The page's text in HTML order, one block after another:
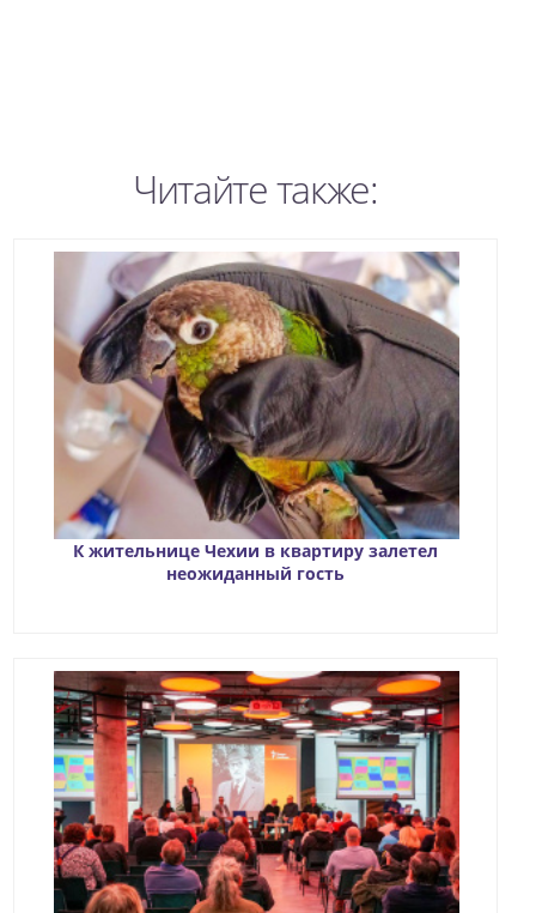
Читайте также:
К жительнице Чехии в квартиру залетел
неожиданный гость